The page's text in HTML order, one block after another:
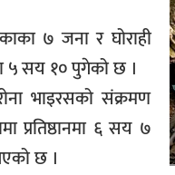
७ जना र घोराही
५ सय १० पुगेको छ ।
भाइरसको संक्रमण
प्रतिष्ठानमा ६ सय ७
छ ।